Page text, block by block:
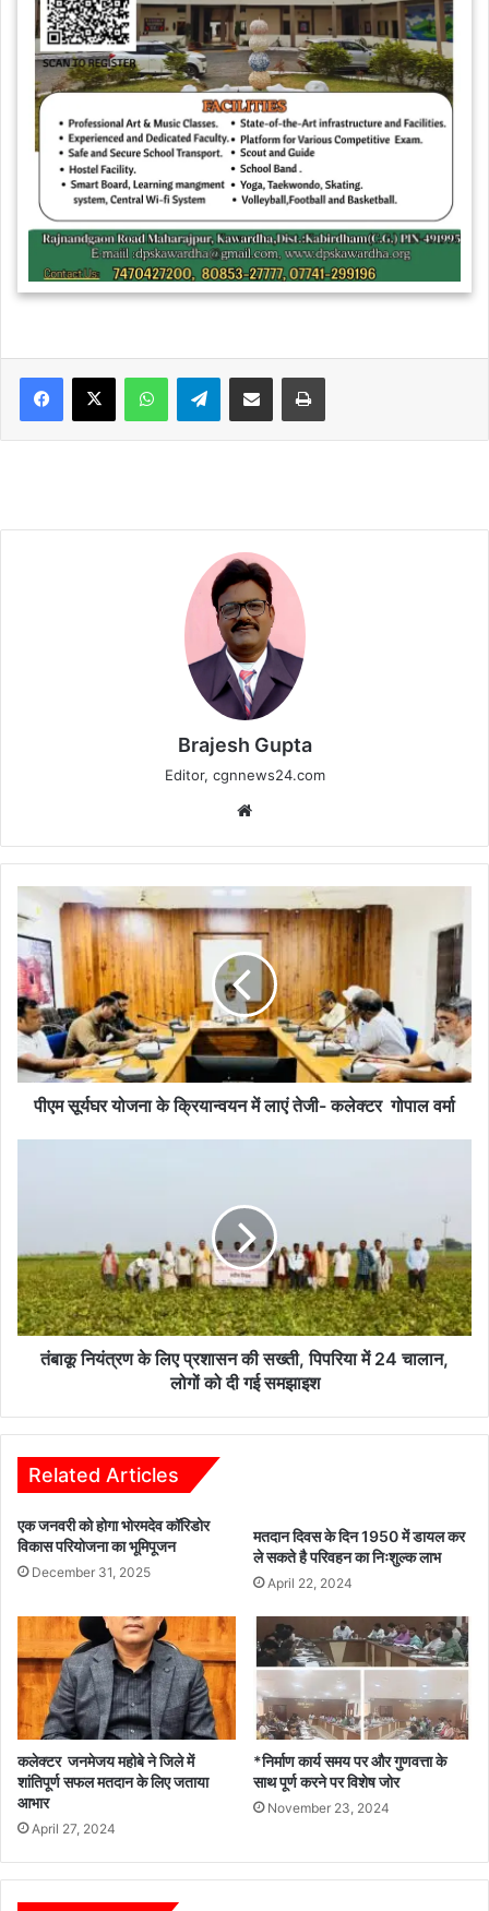
WhatsAppTelegramShare via Email Print
Brajesh Gupta
Editor, cgnnews24.com
पीएम
सूर्यघर
योजना
के
क्रियान्वयन
में
लाएं
तेजी-
कलेक्टर
गोपालपीएम सूर्यघर योजना के क्रियान्वयन में लाएं तेजी- कलेक्टर गोपाल वर्मा
की
सख्ती,
पिपरिया
में
गई
समझाइश
तंबाकू नियंत्रण के लिए प्रशासन की सख्ती, पिपरिया में 24 चालान,
लोगों को दी गई समझाइश
Related Articles
एक जनवरी को होगा भोरमदेव कॉरिडोर
विकास परियोजना का भूमिपूजन
December 31, 2025
मतदान दिवस के दिन 1950 में डायल कर
ले सकते है परिवहन का निःशुल्क लाभ
April 22, 2024
कलेक्टर जनमेजय महोबे ने जिले में
शांतिपूर्ण सफल मतदान के लिए जताया
आभार
April 27, 2024
*निर्माण कार्य समय पर और गुणवत्ता के
साथ पूर्ण करने पर विशेष जोर
November 23, 2024